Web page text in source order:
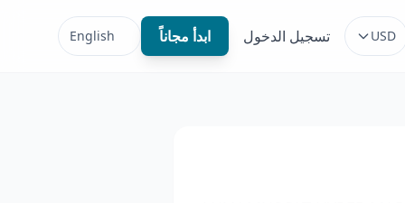
USD تسجيل الدخول ابدأ مجاناً English